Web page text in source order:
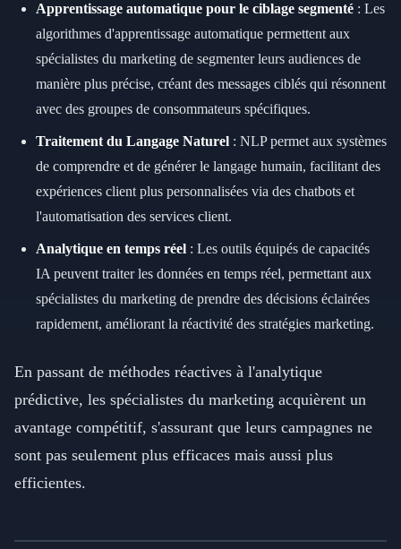
Apprentissage automatique pour le ciblage segmenté : Les
algorithmes d'apprentissage automatique permettent aux
spécialistes du marketing de segmenter leurs audiences de
manière plus précise, créant des messages ciblés qui résonnent
avec des groupes de consommateurs spécifiques.
Traitement du Langage Naturel : NLP permet aux systèmes
de comprendre et de générer le langage humain, facilitant des
expériences client plus personnalisées via des chatbots et
l'automatisation des services client.
Analytique en temps réel : Les outils équipés de capacités
IA peuvent traiter les données en temps réel, permettant aux
spécialistes du marketing de prendre des décisions éclairées
rapidement, améliorant la réactivité des stratégies marketing.
En passant de méthodes réactives à l'analytique
prédictive, les spécialistes du marketing acquièrent un
avantage compétitif, s'assurant que leurs campagnes ne
sont pas seulement plus efficaces mais aussi plus
efficientes.